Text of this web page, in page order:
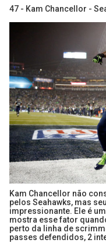
47 - Kam Chancellor -
Kam Chancellor não
pelos Seahawks, mas
impressionante. Ele é
mostra esse fator
perto da linha de
passes defendidos, 2